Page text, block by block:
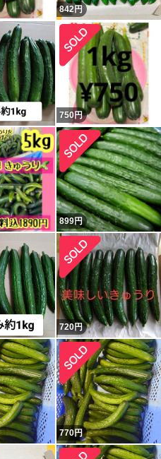
842円
750円
899円
720円
770円